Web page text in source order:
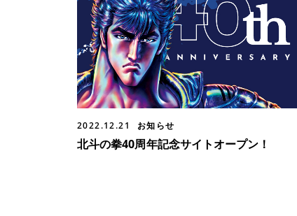
2022.12.21 お知らせ
北斗の拳40周年記念サイトオープン！